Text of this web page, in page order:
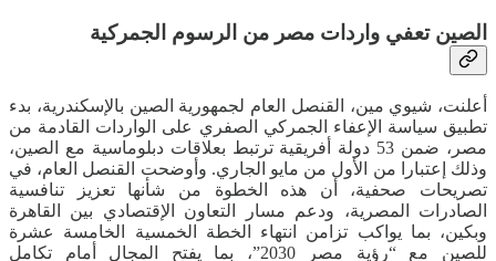
الصين تعفي واردات مصر من الرسوم الجمركية
أعلنت، شيوي مين، القنصل العام لجمهورية الصين بالإسكندرية، بدء
تطبيق سياسة الإعفاء الجمركي الصفري على الواردات القادمة من
مصر، ضمن 53 دولة أفريقية ترتبط بعلاقات دبلوماسية مع الصين،
وذلك إعتبارا من الأول من مايو الجاري. وأوضحت القنصل العام، في
تصريحات صحفية، أن هذه الخطوة من شأنها تعزيز تنافسية
الصادرات المصرية، ودعم مسار التعاون الإقتصادي بين القاهرة
وبكين، بما يواكب تزامن انتهاء الخطة الخمسية الخامسة عشرة
للصين مع “رؤية مصر 2030”، بما يفتح المجال أمام تكامل